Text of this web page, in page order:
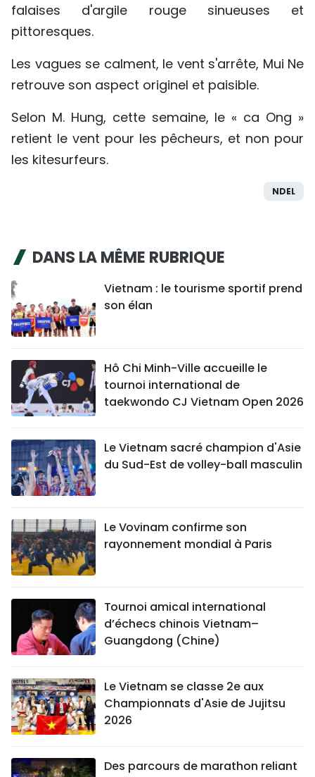
falaises d'argile rouge sinueuses et
pittoresques.
Les vagues se calment, le vent s'arrête, Mui Ne
retrouve son aspect originel et paisible.
Selon M. Hung, cette semaine, le « ca Ong »
retient le vent pour les pêcheurs, et non pour
les kitesurfeurs.
NDEL
DANS LA MÊME RUBRIQUE
Vietnam : le tourisme sportif prend
son élan
Hô Chi Minh-Ville accueille le
tournoi international de
taekwondo CJ Vietnam Open 2026
Le Vietnam sacré champion d'Asie
du Sud-Est de volley-ball masculin
Le Vovinam confirme son
rayonnement mondial à Paris
Tournoi amical international
d’échecs chinois Vietnam–
Guangdong (Chine)
Le Vietnam se classe 2e aux
Championnats d'Asie de Jujitsu
2026
Des parcours de marathon reliant